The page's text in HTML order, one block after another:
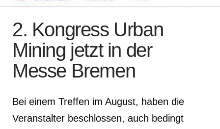
2. Kongress Urban
Mining jetzt in der
Messe Bremen
Bei einem Treffen im August, haben die
Veranstalter beschlossen, auch bedingt